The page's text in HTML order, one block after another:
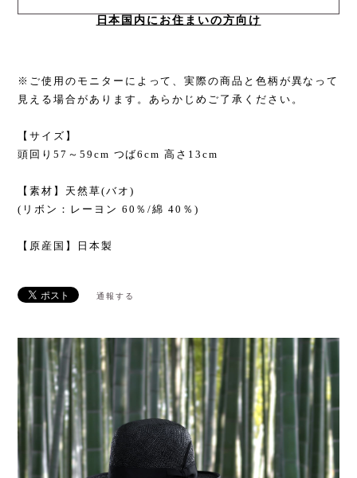
日本国内にお住まいの方向け
※ご使用のモニターによって、実際の商品と色柄が異なって
見える場合があります。あらかじめご了承ください。
【サイズ】
頭回り57～59cm つば6cm 高さ13cm
【素材】天然草(バオ)
(リボン：レーヨン 60％/綿 40％)
【原産国】日本製
通報する